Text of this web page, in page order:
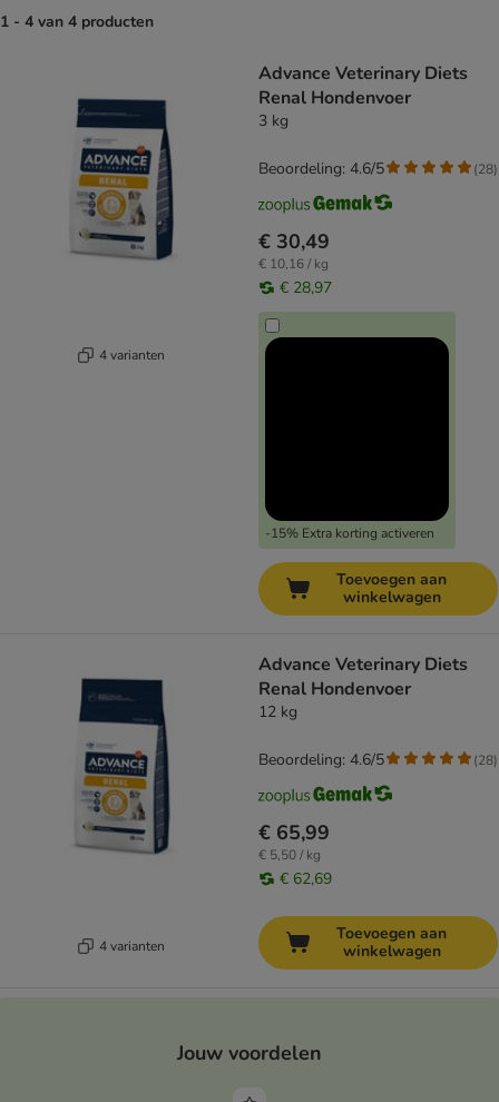
1 - 4 van 4 producten
4 varianten
Advance Veterinary Diets
Renal Hondenvoer
3 kg
€ 30,49
€ 10,16 / kg
€ 28,97
-15% Extra korting activeren
Beoordeling: 4.6/5 (28)
Toevoegen aan
winkelwagen
4 varianten
Advance Veterinary Diets
Renal Hondenvoer
12 kg
€ 65,99
€ 5,50 / kg
€ 62,69
Beoordeling: 4.6/5 (28)
Toevoegen aan
winkelwagen
Jouw voordelen